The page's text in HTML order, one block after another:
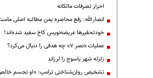
احراز تصرفات مالکانه
انصارالله: رفع محاصره یمن مطالبه اصلی
خودتحقیرها عریضه‌نویس کاخ سفید شده‌اند!
عملیات «نصر ۷» چه هدفی را دنبال می‌کرد؟
زلزله شهر یاسوج را لرزاند
تشخیص روان‌شناختی ترامپ: «او تجسم